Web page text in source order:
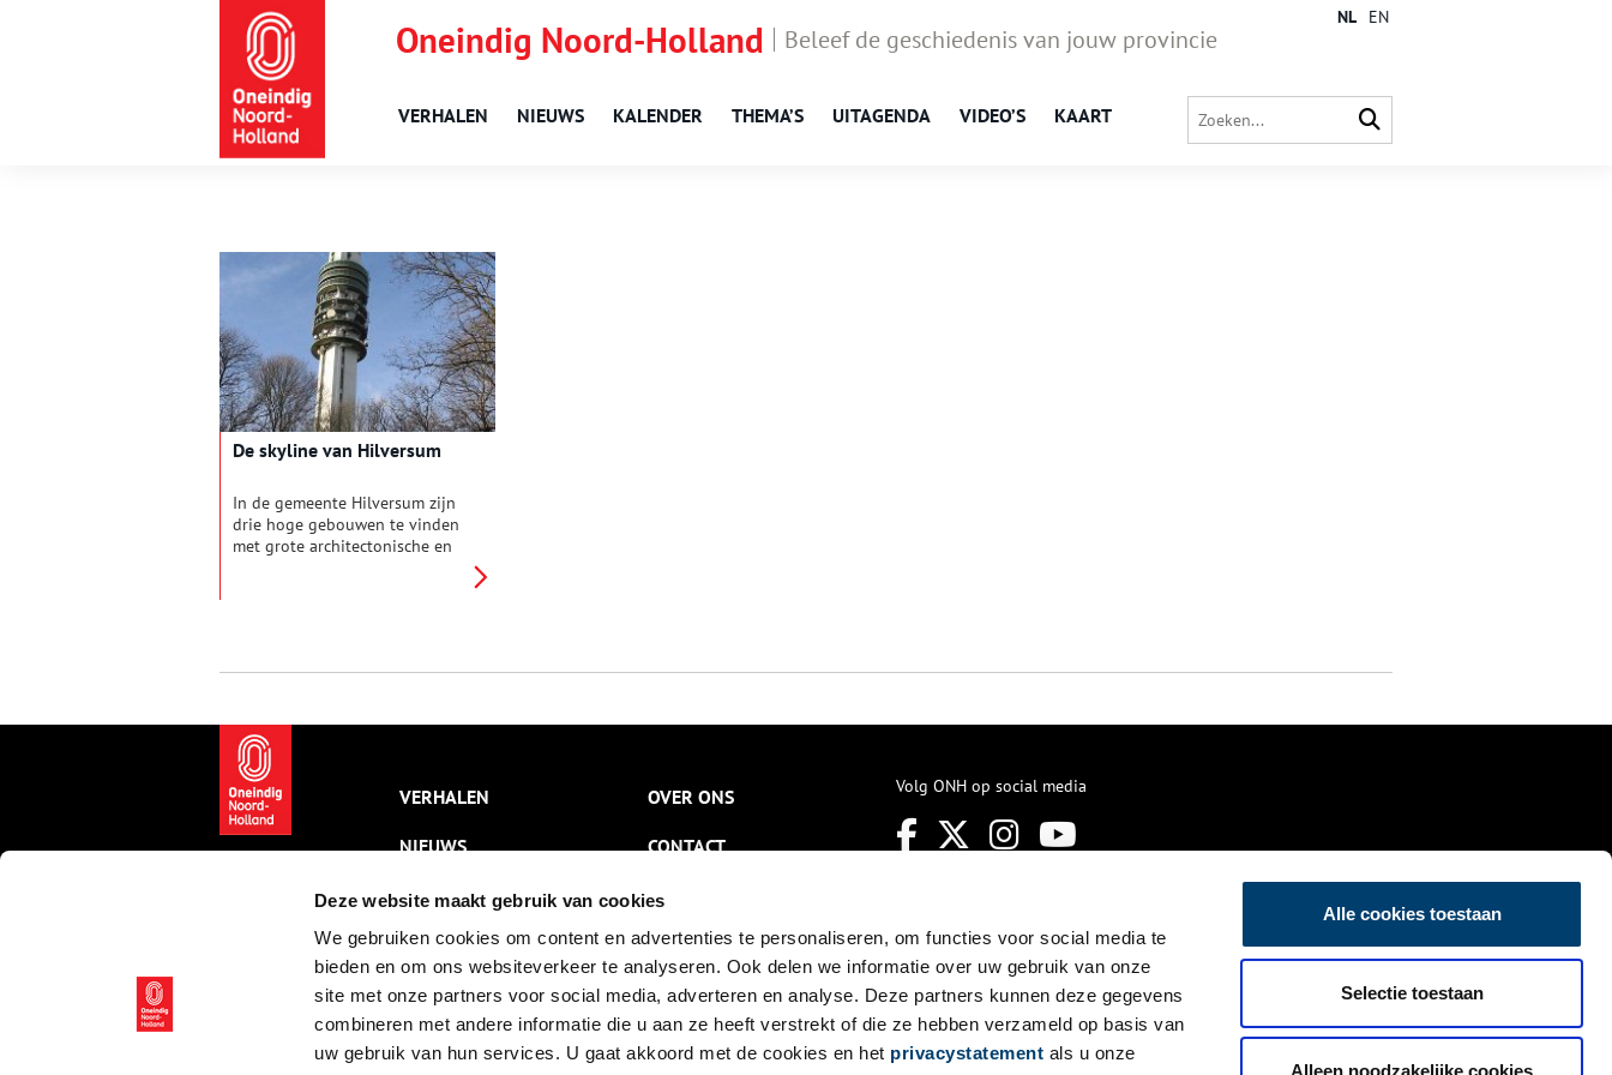
Deze website maakt gebruik van cookies
We gebruiken cookies om content en advertenties te personaliseren, om functies voor social media te
bieden en om ons websiteverkeer te analyseren. Ook delen we informatie over uw gebruik van onze
site met onze partners voor social media, adverteren en analyse. Deze partners kunnen deze gegevens
combineren met andere informatie die u aan ze heeft verstrekt of die ze hebben verzameld op basis van
uw gebruik van hun services. U gaat akkoord met de cookies en het privacystatement als u onze
Alle cookies toestaan
Selectie toestaan
Alleen noodzakelijke cookies
Oneindig Noord-Holland Beleef de geschiedenis van jouw provincie
VERHALEN NIEUWS KALENDER THEMA’S UITAGENDA VIDEO’S KAART
NL EN
De skyline van Hilversum
In de gemeente Hilversum zijn
drie hoge gebouwen te vinden
met grote architectonische en
massale hoogbouw, ter
de omgeving weinig hoogbouw
is te vinden. Dit zorgt er voor
dat de genoemde hoogbouw
opvalt.
VERHALEN
NIEUWS
KALENDER
THEMA’S
ACTIVITEITEN
VIDEO’S
OVER ONS
CONTACT
NIEUWSBRIEF
DISCLAIMER
PRIVACY
TOEGANKELIJKHEID
Volg ONH op social media